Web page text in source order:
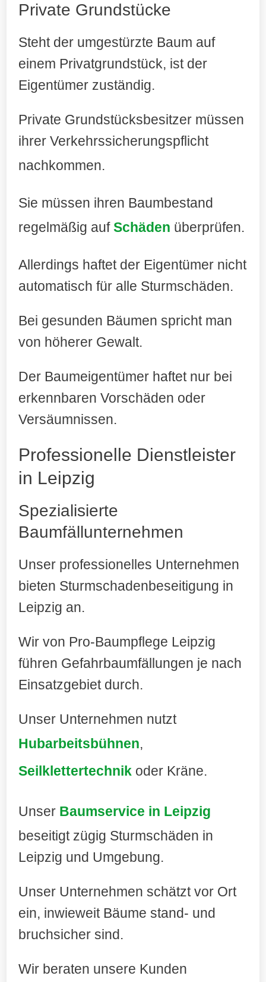
Private Grundstücke
Steht der umgestürzte Baum auf
einem Privatgrundstück, ist der
Eigentümer zuständig.
Private Grundstücksbesitzer müssen
ihrer Verkehrssicherungspflicht
nachkommen.
Sie müssen ihren Baumbestand
regelmäßig aufSchäden überprüfen.
Allerdings haftet der Eigentümer nicht
automatisch für alle Sturmschäden.
Bei gesunden Bäumen spricht man
von höherer Gewalt.
Der Baumeigentümer haftet nur bei
erkennbaren Vorschäden oder
Versäumnissen.
Professionelle Dienstleister
in Leipzig
Spezialisierte
Baumfällunternehmen
Unser professionelles Unternehmen
bieten Sturmschadenbeseitigung in
Leipzig an.
Wir von Pro-Baumpflege Leipzig
führen Gefahrbaumfällungen je nach
Einsatzgebiet durch.
Unser Unternehmen nutzt
Hubarbeitsbühnen,
Seilklettertechnik oder Kräne.
Unser Baumservice in Leipzig
beseitigt zügig Sturmschäden in
Leipzig und Umgebung.
Unser Unternehmen schätzt vor Ort
ein, inwieweit Bäume stand- und
bruchsicher sind.
Wir beraten unsere Kunden